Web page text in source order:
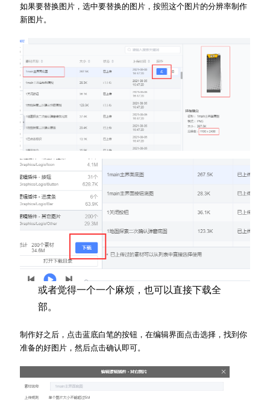
如果要替换图片，选中要替换的图片，按照这个图片的分辨率制作
新图片。
或者觉得一个一个麻烦，也可以直接下载全
部。
制作好之后，点击蓝底白笔的按钮，在编辑界面点击选择，找到你
准备的好图片，然后点击确认即可。